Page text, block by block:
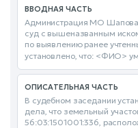
ВВОДНАЯ ЧАСТЬ
Администрация МО
суд с вышеназванным
по выявлению ранее
установлено, что: <ФИО>
ОПИСАТЕЛЬНАЯ ЧАСТЬ
В судебном заседании
дела, что земельный
56:03:1501001:336,